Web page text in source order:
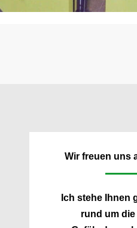
Wir freuen uns
Ich stehe Ihnen
rund um